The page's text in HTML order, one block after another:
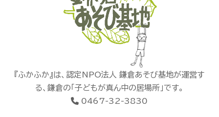
『ふかふか』は、認定NPO法人 鎌倉あそび基地が運営す
る、鎌倉の「子どもが真ん中の居場所」です。
0467-32-3830